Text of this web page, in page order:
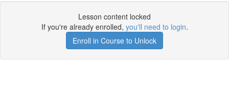
Lesson content locked
If you're already enrolled, you'll need to login.
Enroll in Course to Unlock